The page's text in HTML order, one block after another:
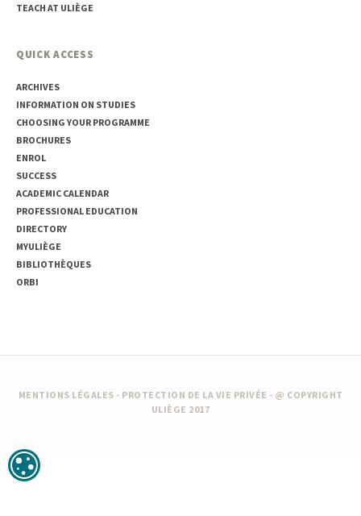
TEACH AT ULIÈGE
QUICK ACCESS
ARCHIVES
INFORMATION ON STUDIES
CHOOSING YOUR PROGRAMME
BROCHURES
ENROL
SUCCESS
ACADEMIC CALENDAR
PROFESSIONAL EDUCATION
DIRECTORY
MYULIÈGE
BIBLIOTHÈQUES
ORBI
MENTIONS LÉGALES - PROTECTION DE LA VIE PRIVÉE - @ COPYRIGHT
ULIÈGE 2017